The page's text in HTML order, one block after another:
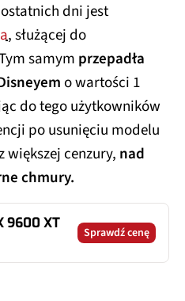
dni jest
, służącej do
samym przepadła
o wartości 1
do tego użytkowników
po usunięciu modelu
cenzury, nad
chmury.
9600 XT
Sprawdź cenę